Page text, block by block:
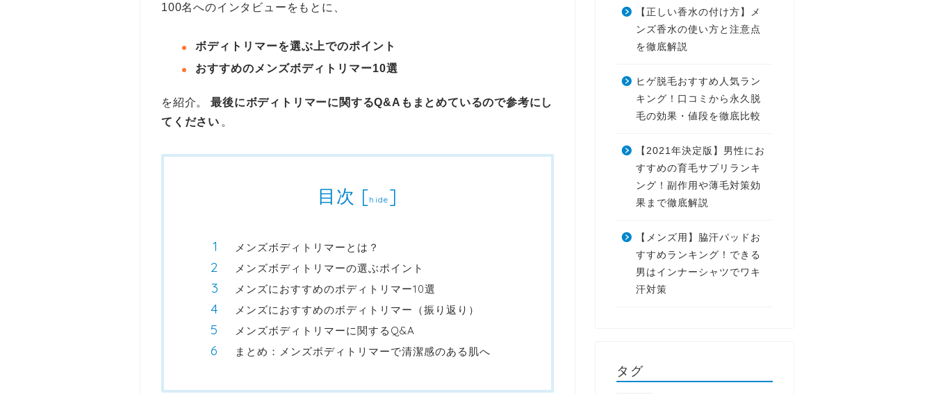
100名へのインタビューをもとに、
ボディトリマーを選ぶ上でのポイント
おすすめのメンズボディトリマー10選
を紹介。
最後にボディトリマーに関するQ&Aもまとめているので参考にし
てください 。
目次 [hide ]
メンズボディトリマーとは？
メンズボディトリマーの選ぶポイント
メンズにおすすめのボディトリマー10選
メンズにおすすめのボディトリマー（振り返り）
メンズボディトリマーに関するQ&A
まとめ：メンズボディトリマーで清潔感のある肌へ
【正しい香水の付け方】メ
ンズ香水の使い方と注意点
を徹底解説
ヒゲ脱毛おすすめ人気ラン
キング！口コミから永久脱
毛の効果・値段を徹底比較
【2021年決定版】男性にお
すすめの育毛サプリランキ
ング！副作用や薄毛対策効
果まで徹底解説
【メンズ用】脇汗パッドお
すすめランキング！できる
男はインナーシャツでワキ
汗対策
タグ